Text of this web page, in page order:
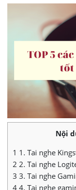
Nội
1 1. Tai nghe
2 2. Tai nghe
3 3. Tai nghe
4 4. Tai nghe